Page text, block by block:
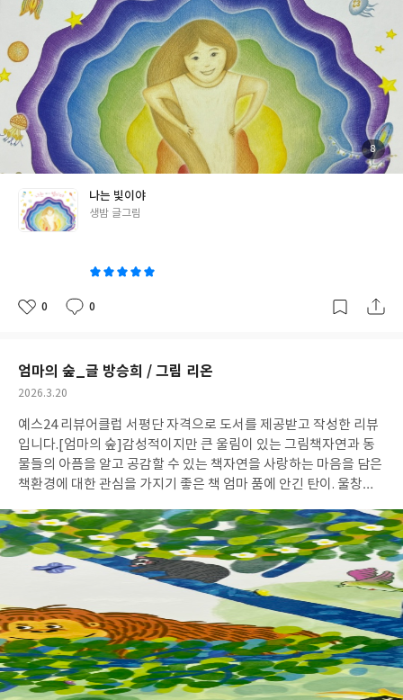
사과도 안하고 왜 이렇게 약하냐 이야기한다.속상해 하는 디디에게
도움의 손길을 건네는 친구들읽고 나는 동안 '기도'라는 단어가 나
와서 신기해했는데, 종교적으로도 배울 수 있는 그림책이었다 이 이
야기를 읽으면서 아이들에게 해주는 말의 힘이 얼마나 중요하고 큰
지 느낄 수 있었다. #나는빛이야
#리뷰어클럽리뷰
첨
부
된
사
8
나는 빛이야
글
생밤 글그림
좋
0
댓
0
작
엄마의 숲_글 방승희 / 그림 리온
작
일
2026.3.20
예스24 리뷰어클럽 서평단 자격으로 도서를 제공받고 작성한 리뷰
입니다. [엄마의 숲]감성적이지만 큰 울림이 있는 그림책자연과 동
물들의 아픔을 알고 공감할 수 있는 책자연을 사랑하는 마음을 담은
책환경에 대한 관심을 가지기 좋은 책 엄마 품에 안긴 탄이. 울창하
는 엄마에게서 나무를 타는법을 배우며 조금씩 서장해간다.그러던
어느날 사람들이 숲에오고, 기게들이 들어오면서 나무들이 하나씩
사라진다.숲의 위기를 느낀 엄마는 나무 꼭대기에 올라 뿔피리 소리
를 내며 숲의 위험을 알린다.뜨거운 불길이 숲을 감싸고 엄마는 팔을
길게 뻗어 다른 나뭇가지를 잡는다.불이 붙은 가지를 잡은 엄마, 불
은 엄마에게 옮겨가고, 엄마는 탄이를 꼭 끌어 안고 떨어진다.엄마
는탄이에게 여기서 언제나 널 기다린다는 말과 함께 작별을 고한다.
눈물을 보이며 떠나는 탄이의 몸에 흰개미떼가 올라탄다. 앞장 선 탄
이를 따라가는 동물들.새로운 곳에 도착한 탄이. 숲에서 쫒겨난 탄